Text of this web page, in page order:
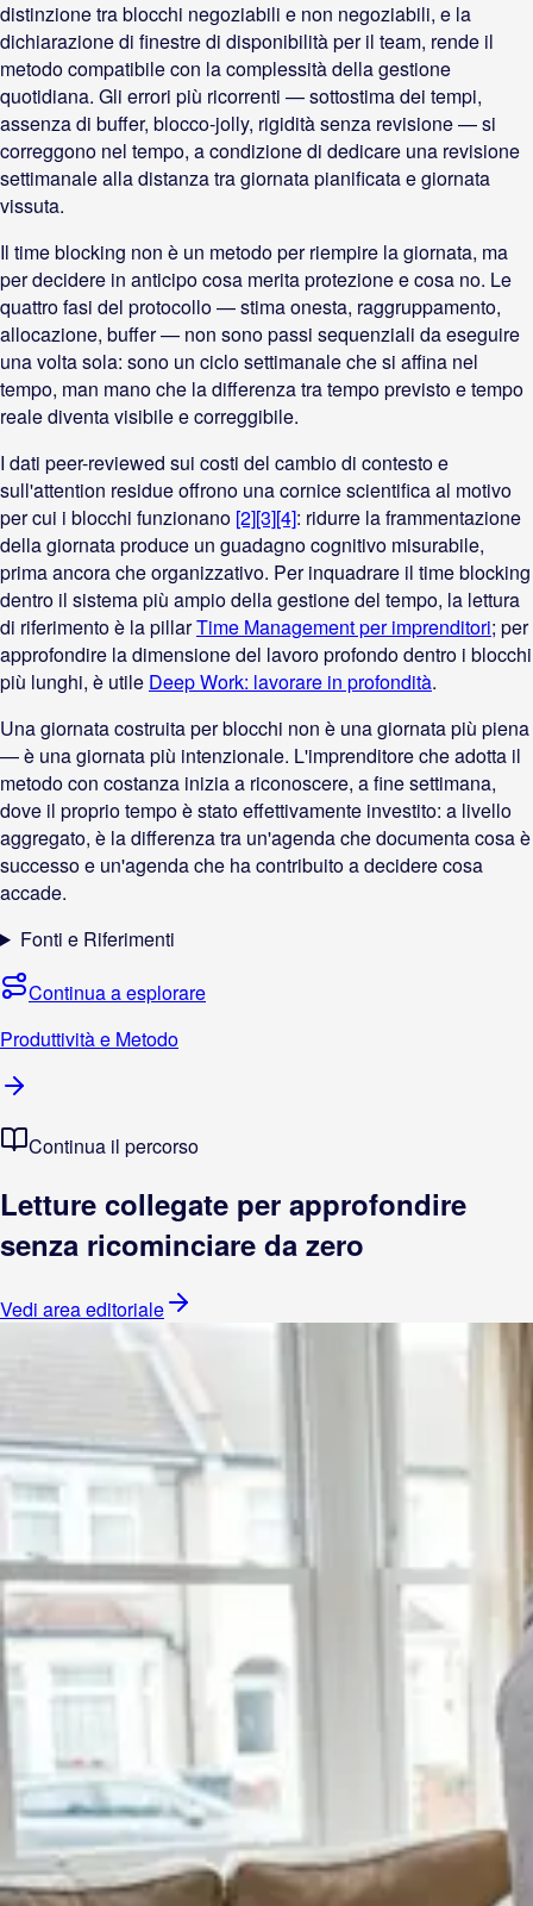
distinzione tra blocchi negoziabili e non negoziabili, e la
dichiarazione di finestre di disponibilità per il team, rende il
metodo compatibile con la complessità della gestione
quotidiana. Gli errori più ricorrenti — sottostima dei tempi,
assenza di buffer, blocco-jolly, rigidità senza revisione — si
correggono nel tempo, a condizione di dedicare una revisione
settimanale alla distanza tra giornata pianificata e giornata
vissuta.
Il time blocking non è un metodo per riempire la giornata, ma
per decidere in anticipo cosa merita protezione e cosa no. Le
quattro fasi del protocollo — stima onesta, raggruppamento,
allocazione, buffer — non sono passi sequenziali da eseguire
una volta sola: sono un ciclo settimanale che si affina nel
tempo, man mano che la differenza tra tempo previsto e tempo
reale diventa visibile e correggibile.
I dati peer-reviewed sui costi del cambio di contesto e
sull'attention residue offrono una cornice scientifica al motivo
per cui i blocchi funzionano [2][3][4]: ridurre la frammentazione
della giornata produce un guadagno cognitivo misurabile,
prima ancora che organizzativo. Per inquadrare il time blocking
dentro il sistema più ampio della gestione del tempo, la lettura
di riferimento è la pillarTime Management per imprenditori; per
approfondire la dimensione del lavoro profondo dentro i blocchi
più lunghi, è utile Deep Work: lavorare in profondità.
Una giornata costruita per blocchi non è una giornata più piena
— è una giornata più intenzionale. L'imprenditore che adotta il
metodo con costanza inizia a riconoscere, a fine settimana,
dove il proprio tempo è stato effettivamente investito: a livello
aggregato, è la differenza tra un'agenda che documenta cosa è
successo e un'agenda che ha contribuito a decidere cosa
accade.
Fonti e Riferimenti
Continua a esplorare
Produttività e Metodo
Continua il percorso
Letture collegate per approfondire
senza ricominciare da zero
Vedi area editoriale